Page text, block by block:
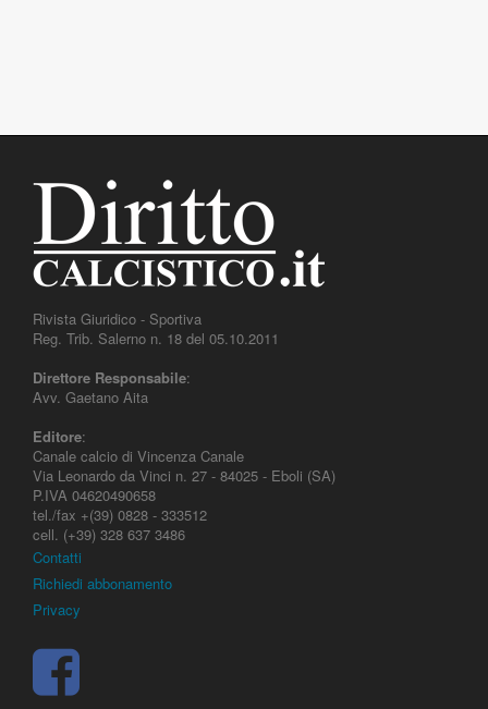
Rivista Giuridico - Sportiva
Reg. Trib. Salerno n. 18 del 05.10.2011
Direttore Responsabile:
Avv. Gaetano Aita
Editore:
Canale calcio di Vincenza Canale
Via Leonardo da Vinci n. 27 - 84025 - Eboli (SA)
P.IVA 04620490658
tel./fax +(39) 0828 - 333512
cell. (+39) 328 637 3486
Contatti
Richiedi abbonamento
Privacy